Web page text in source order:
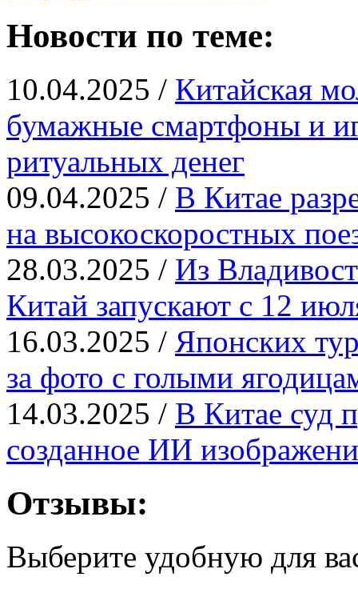
Новости по теме:
10.04.2025 / Китайская
бумажные смартфоны и
ритуальных денег
09.04.2025 / В Китае
на высокоскоростных
28.03.2025 / Из
Китай запускают с 12
16.03.2025 / Японских
за фото с голыми
14.03.2025 / В Китае суд
созданное ИИ
Отзывы:
Выберите удобную для